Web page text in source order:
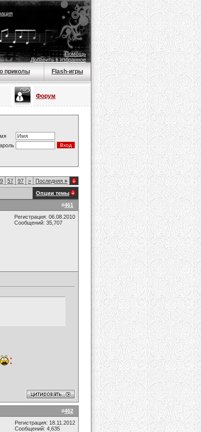
Помощь
Добавить в избранное
приколы Flash-игры
Форум
57 97 > Последняя »
Опции темы
#461
Регистрация: 06.08.2010
Сообщений: 35,707
:
#462
Регистрация: 18.11.2012
Сообщений: 4,635